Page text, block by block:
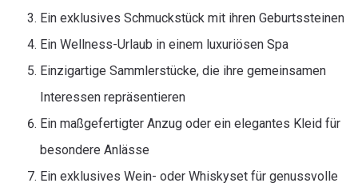
Ein exklusives Schmuckstück mit ihren Geburtssteinen
Ein Wellness-Urlaub in einem luxuriösen Spa
Einzigartige Sammlerstücke, die ihre gemeinsamen
Interessen repräsentieren
Ein maßgefertigter Anzug oder ein elegantes Kleid für
besondere Anlässe
Ein exklusives Wein- oder Whiskyset für genussvolle